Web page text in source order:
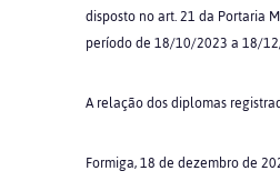
disposto no art. 21 da Portaria
período de 18/10/2023 a 18/
A relação dos diplomas
Formiga, 18 de dezembro de